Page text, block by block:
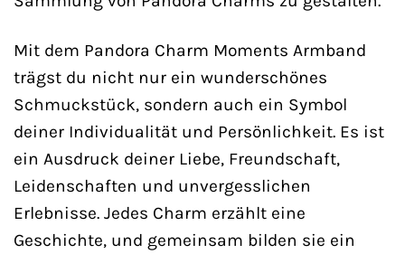
Mit dem Pandora Charm Moments Armband
trägst du nicht nur ein wunderschönes
Schmuckstück, sondern auch ein Symbol
deiner Individualität und Persönlichkeit. Es ist
ein Ausdruck deiner Liebe, Freundschaft,
Leidenschaften und unvergesslichen
Erlebnisse. Jedes Charm erzählt eine
Geschichte, und gemeinsam bilden sie ein